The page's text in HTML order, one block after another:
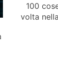
100
volta